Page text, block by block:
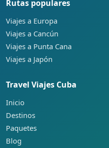
Rutas populares
Viajes a Europa
Viajes a Cancún
Viajes a Punta Cana
Viajes a Japón
Travel Viajes Cuba
Inicio
Destinos
Paquetes
Blog